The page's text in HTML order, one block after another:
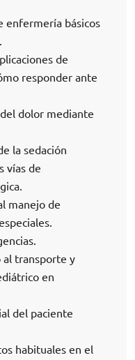
enfermería básicos
de
responder ante
dolor mediante
la sedación
vías de
manejo de
transporte y
en
del paciente
habituales en el